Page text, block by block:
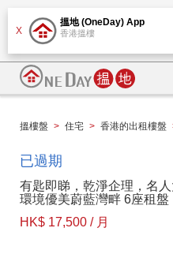
X
搵地 (OneDay) App
香港搵樓
搵樓盤 > 住宅 > 香港的出租樓盤
已過期
有匙即睇，乾淨企理，名人
環境優美蔚藍灣畔 6座租盤
HK$ 17,500 / 月